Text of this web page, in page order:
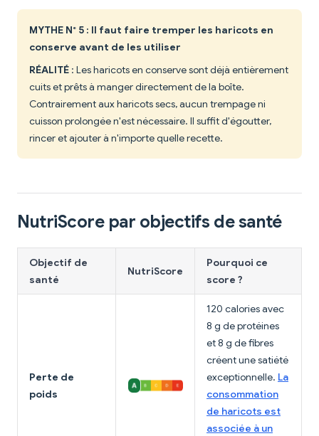
MYTHE N° 5 : Il faut faire tremper les haricots en
conserve avant de les utiliser
RÉALITÉ : Les haricots en conserve sont déjà entièrement
cuits et prêts à manger directement de la boîte.
Contrairement aux haricots secs, aucun trempage ni
cuisson prolongée n'est nécessaire. Il suffit d'égoutter,
rincer et ajouter à n'importe quelle recette.
NutriScore par objectifs de santé
Objectif de
santé
NutriScore
Pourquoi ce
score ?
Perte de
poids
120 calories avec
8 g de protéines
et 8 g de fibres
créent une satiété
exceptionnelle. La
consommation
de haricots est
associée à un